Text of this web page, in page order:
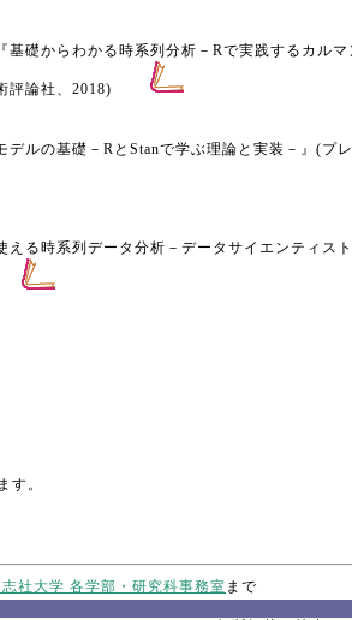
礎からわかる時系列分析－Rで実践するカルマ
評論社、2018)
ルの基礎－RとStanで学ぶ理論と実装－』(プ
る時系列データ分析－データサイエンティス
す。
志社大学 各学部・研究科事務室 まで